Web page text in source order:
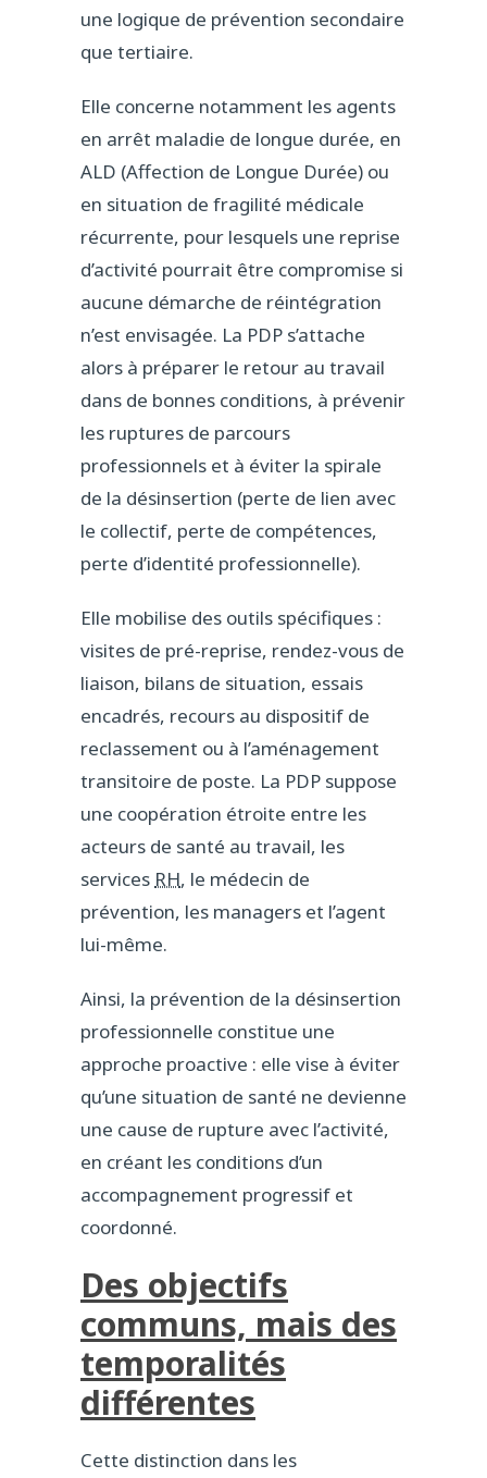
une logique de prévention secondaire
que tertiaire.
Elle concerne notamment les agents
en arrêt maladie de longue durée, en
ALD (Affection de Longue Durée) ou
en situation de fragilité médicale
récurrente, pour lesquels une reprise
d’activité pourrait être compromise si
aucune démarche de réintégration
n’est envisagée. La PDP s’attache
alors à préparer le retour au travail
dans de bonnes conditions, à prévenir
les ruptures de parcours
professionnels et à éviter la spirale
de la désinsertion (perte de lien avec
le collectif, perte de compétences,
perte d’identité professionnelle).
Elle mobilise des outils spécifiques :
visites de pré-reprise, rendez-vous de
liaison, bilans de situation, essais
encadrés, recours au dispositif de
reclassement ou à l’aménagement
transitoire de poste. La PDP suppose
une coopération étroite entre les
acteurs de santé au travail, les
services RH, le médecin de
prévention, les managers et l’agent
lui-même.
Ainsi, la prévention de la désinsertion
professionnelle constitue une
approche proactive : elle vise à éviter
qu’une situation de santé ne devienne
une cause de rupture avec l’activité,
en créant les conditions d’un
accompagnement progressif et
coordonné.
Des objectifs
communs, mais des
temporalités
différentes
Cette distinction dans les